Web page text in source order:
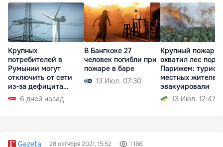
Крупных
потребителей в
Румынии могут
отключить от сети
из-за дефицита
электроэнергии
6 дней назад
В Бангкоке 27
человек погибли при
пожаре в баре
13 Июл. 07:30
Крупный пожар
охватил лес под
Парижем:
местных жителей
эвакуировали
13 Июл. 12:47
Gazeta 28 октября 2021, 15:52 1 186